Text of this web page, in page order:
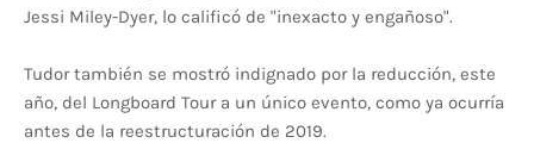
Jessi Miley-Dyer, lo calificó de "inexacto y engañoso".
Tudor también se mostró indignado por la reducción, este
año, del Longboard Tour a un único evento, como ya ocurría
antes de la reestructuración de 2019.